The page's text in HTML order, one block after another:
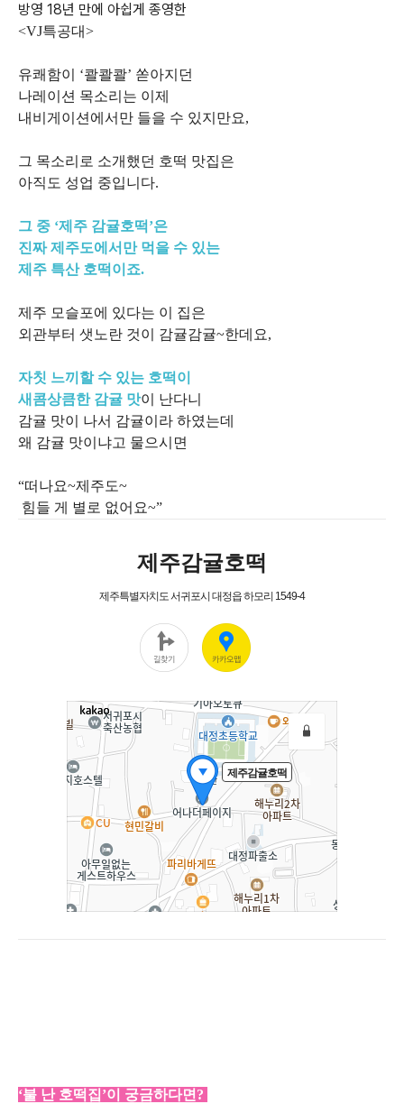
방영 18년 만에 아쉽게 종영한
<VJ특공대>
유쾌함이 ‘콸콸콸’ 쏟아지던
나레이션 목소리는 이제
내비게이션에서만 들을 수 있지만요,
그 목소리로 소개했던 호떡 맛집은
아직도 성업 중입니다.
그 중 ‘제주 감귤호떡’은
진짜 제주도에서만 먹을 수 있는
제주 특산 호떡이죠.
제주 모슬포에 있다는 이 집은
외관부터 샛노란 것이 감귤감귤~한데요,
자칫 느끼할 수 있는 호떡이
새콤상큼한 감귤 맛이 난다니
감귤 맛이 나서 감귤이라 하였는데
왜 감귤 맛이냐고 물으시면
“떠나요~제주도~
힘들 게 별로 없어요~”
‘불 난 호떡집’이 궁금하다면?